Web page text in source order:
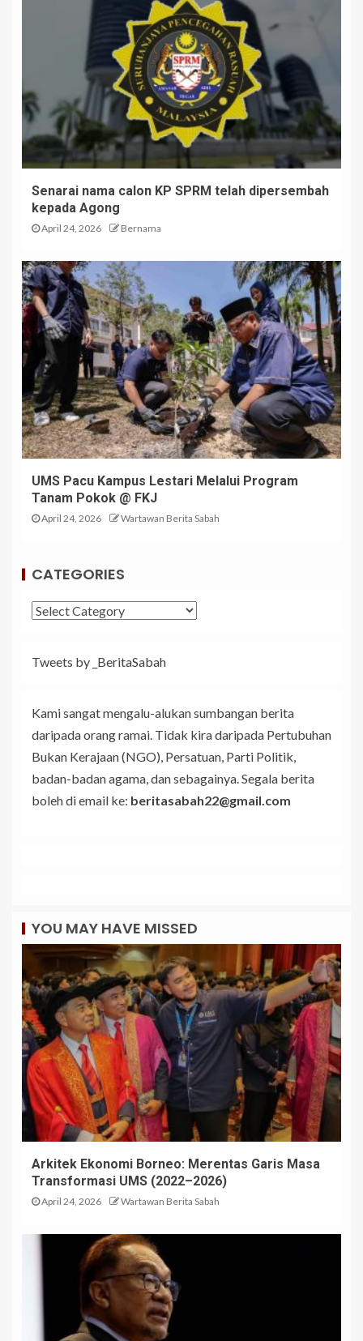
Senarai nama calon KP SPRM telah dipersembah
kepada Agong
April 24, 2026 Bernama
UMS Pacu Kampus Lestari Melalui Program
Tanam Pokok @ FKJ
April 24, 2026 Wartawan Berita Sabah
CATEGORIES
Tweets by _BeritaSabah
Kami sangat mengalu-alukan sumbangan berita
daripada orang ramai. Tidak kira daripada Pertubuhan
Bukan Kerajaan (NGO), Persatuan, Parti Politik,
badan-badan agama, dan sebagainya. Segala berita
boleh di email ke: beritasabah22@gmail.com
YOU MAY HAVE MISSED
Arkitek Ekonomi Borneo: Merentas Garis Masa
Transformasi UMS (2022–2026)
April 24, 2026 Wartawan Berita Sabah